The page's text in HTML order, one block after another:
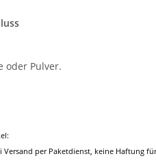
oder Pulver.
per Paketdienst, keine Haftung